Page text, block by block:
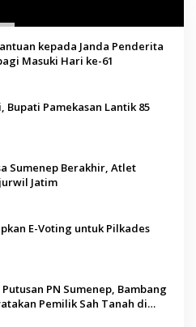
kepada Janda Penderita
Masuki Hari ke-61
Bupati Pamekasan Lantik 85
Sumenep Berakhir, Atlet
Jatim
E-Voting untuk Pilkades
PN Sumenep, Bambang
Pemilik Sah Tanah di